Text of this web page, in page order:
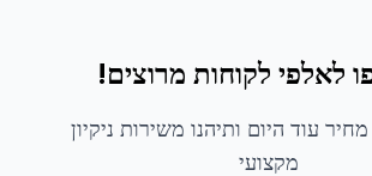
לאלפי לקוחות מרוצים!
עוד היום ותיהנו משירות ניקיון
מקצועי